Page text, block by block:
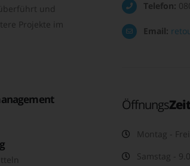
und
Projekte im
Telefon:
Email:
Öffnungs
Montag -
Samstag -